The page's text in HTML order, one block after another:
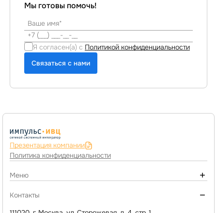
Мы готовы помочь!
Я согласен(а) с Политикой конфиденциальности
Связаться с нами
Презентация компании
Политика конфиденциальности
Меню
О компании
Контакты